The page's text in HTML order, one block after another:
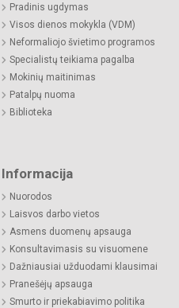
Pradinis ugdymas
Visos dienos mokykla (VDM)
Neformaliojo švietimo programos
Specialistų teikiama pagalba
Mokinių maitinimas
Patalpų nuoma
Biblioteka
Informacija
Nuorodos
Laisvos darbo vietos
Asmens duomenų apsauga
Konsultavimasis su visuomene
Dažniausiai užduodami klausimai
Pranešėjų apsauga
Smurto ir priekabiavimo politika